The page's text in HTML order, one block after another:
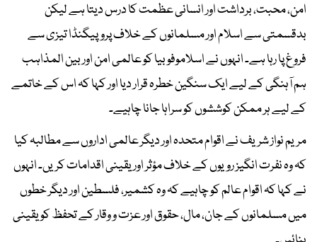
امن، محبت، برداشت اور انسانی عظمت کا درس دیتا ہے لیکن
بدقسمتی سے اسلام اور مسلمانوں کے خلاف پروپیگنڈا تیزی سے
فروغ پا رہا ہے۔ انہوں نے اسلاموفوبیا کو عالمی امن اور بین المذاہب
ہم آہنگی کے لیے ایک سنگین خطرہ قرار دیا اور کہا کہ اس کے خاتمے
کے لیے ہر ممکن کوششوں کو سراہا جانا چاہیے۔
مریم نواز شریف نے اقوام متحدہ اور دیگر عالمی اداروں سے مطالبہ کیا
کہ وہ نفرت انگیز رویوں کے خلاف مؤثر اور یقینی اقدامات کریں۔ انہوں
نے کہا کہ اقوام عالم کو چاہیے کہ وہ کشمیر، فلسطین اور دیگر خطوں
میں مسلمانوں کے جان، مال، حقوق اور عزت و وقار کے تحفظ کو یقینی